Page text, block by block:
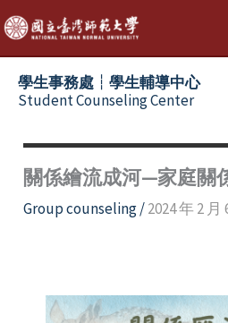
Skip
to
content
學生事務處┆學生輔導中心
Student Counseling Center
關係繪流成河—家庭關
Group counseling/2024 年 2 月